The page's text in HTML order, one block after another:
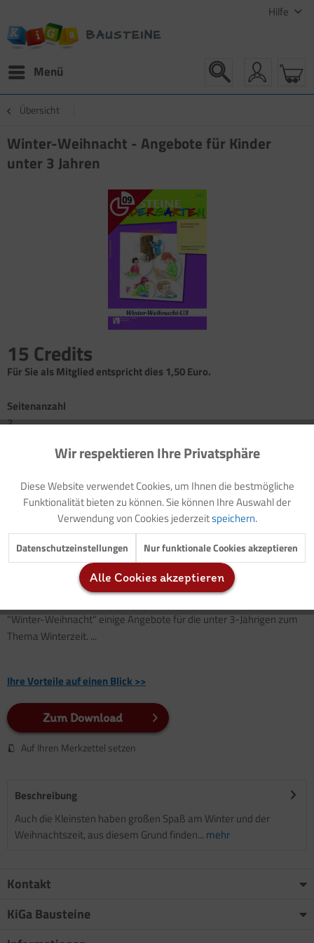
Hilfe
Menü
Übersicht
Winter-Weihnacht - Angebote für Kinder
unter 3 Jahren
15 Credits
Für Sie als Mitglied entspricht dies 1,50 Euro.
Seitenanzahl
2
Bastelanregung: Sternengirlande
Gedicht: Tannenzweig(mit Audiodatei)
Rezept: Ausstechplätzchen
Spiele: Wer sucht, der findet!
Das Zauberstöckchen
Die Bärenjagd
Auch die Kleinsten haben großen Spaß am Winter und der
"Winter-Weihnacht" einige Angebote für die unter 3-Jährigen zum
Thema Winterzeit. ...
Ihre Vorteile auf einen Blick >>
Zum Download
Auf Ihren Merkzettel setzen
Beschreibung
Auch die Kleinsten haben großen Spaß am Winter und der
Weihnachtszeit, aus diesem Grund finden... mehr
Kontakt
KiGa Bausteine
Funktionale Aktiv
Marketing Inaktiv
Tracking Inaktiv
Inaktiv
Wir respektieren Ihre Privatsphäre
Diese Website verwendet Cookies, um Ihnen die bestmögliche
Funktionalität bieten zu können. Sie können Ihre Auswahl der
Verwendung von Cookies jederzeitspeichern.
Datenschutzeinstellungen Nur funktionale Cookies akzeptieren
Alle Cookies akzeptieren